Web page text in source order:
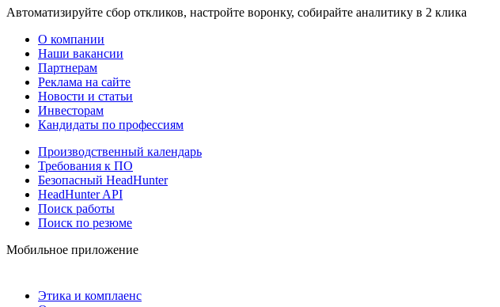
Автоматизируйте сбор откликов, настройте воронку, собирайте аналитику в 2 клика
О компании
Наши вакансии
Партнерам
Реклама на сайте
Новости и статьи
Инвесторам
Кандидаты по профессиям
Производственный календарь
Требования к ПО
Безопасный HeadHunter
HeadHunter API
Поиск работы
Поиск по резюме
Мобильное приложение
Этика и комплаенс